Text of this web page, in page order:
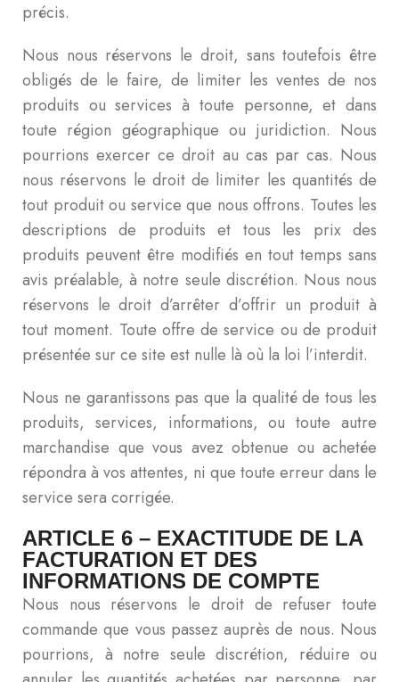
précis.
Nous nous réservons le droit, sans toutefois être
obligés de le faire, de limiter les ventes de nos
produits ou services à toute personne, et dans
toute région géographique ou juridiction. Nous
pourrions exercer ce droit au cas par cas. Nous
nous réservons le droit de limiter les quantités de
tout produit ou service que nous offrons. Toutes les
descriptions de produits et tous les prix des
produits peuvent être modifiés en tout temps sans
avis préalable, à notre seule discrétion. Nous nous
réservons le droit d’arrêter d’offrir un produit à
tout moment. Toute offre de service ou de produit
présentée sur ce site est nulle là où la loi l’interdit.
Nous ne garantissons pas que la qualité de tous les
produits, services, informations, ou toute autre
marchandise que vous avez obtenue ou achetée
répondra à vos attentes, ni que toute erreur dans le
service sera corrigée.
ARTICLE 6 – EXACTITUDE DE LA
FACTURATION ET DES
INFORMATIONS DE COMPTE
Nous nous réservons le droit de refuser toute
commande que vous passez auprès de nous. Nous
pourrions, à notre seule discrétion, réduire ou